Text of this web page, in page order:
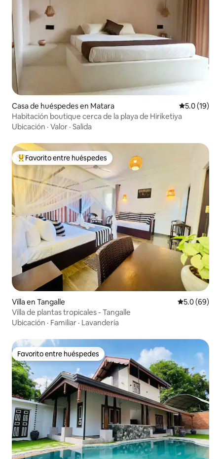
Casa de huéspedes en Matara Calificación
5.0 (19)
Habitación boutique cerca de la playa de Hiriketiya
Ubicación · Valor · Salida
De los mejores en Favorito entre huéspedes
Favorito entre huéspedes
Villa en Tangalle Calificación
5.0 (69)
Villa de plantas tropicales - Tangalle
Ubicación · Familiar · Lavandería
Favorito entre huéspedes
Favorito entre huéspedes